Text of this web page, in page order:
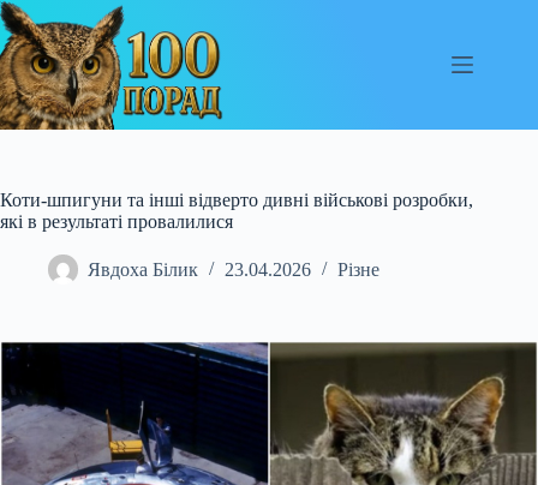
Перейти
до
вмісту
Коти-шпигуни та інші відверто дивні військові розробки,
які в результаті провалилися
Явдоха Білик 23.04.2026 Різне